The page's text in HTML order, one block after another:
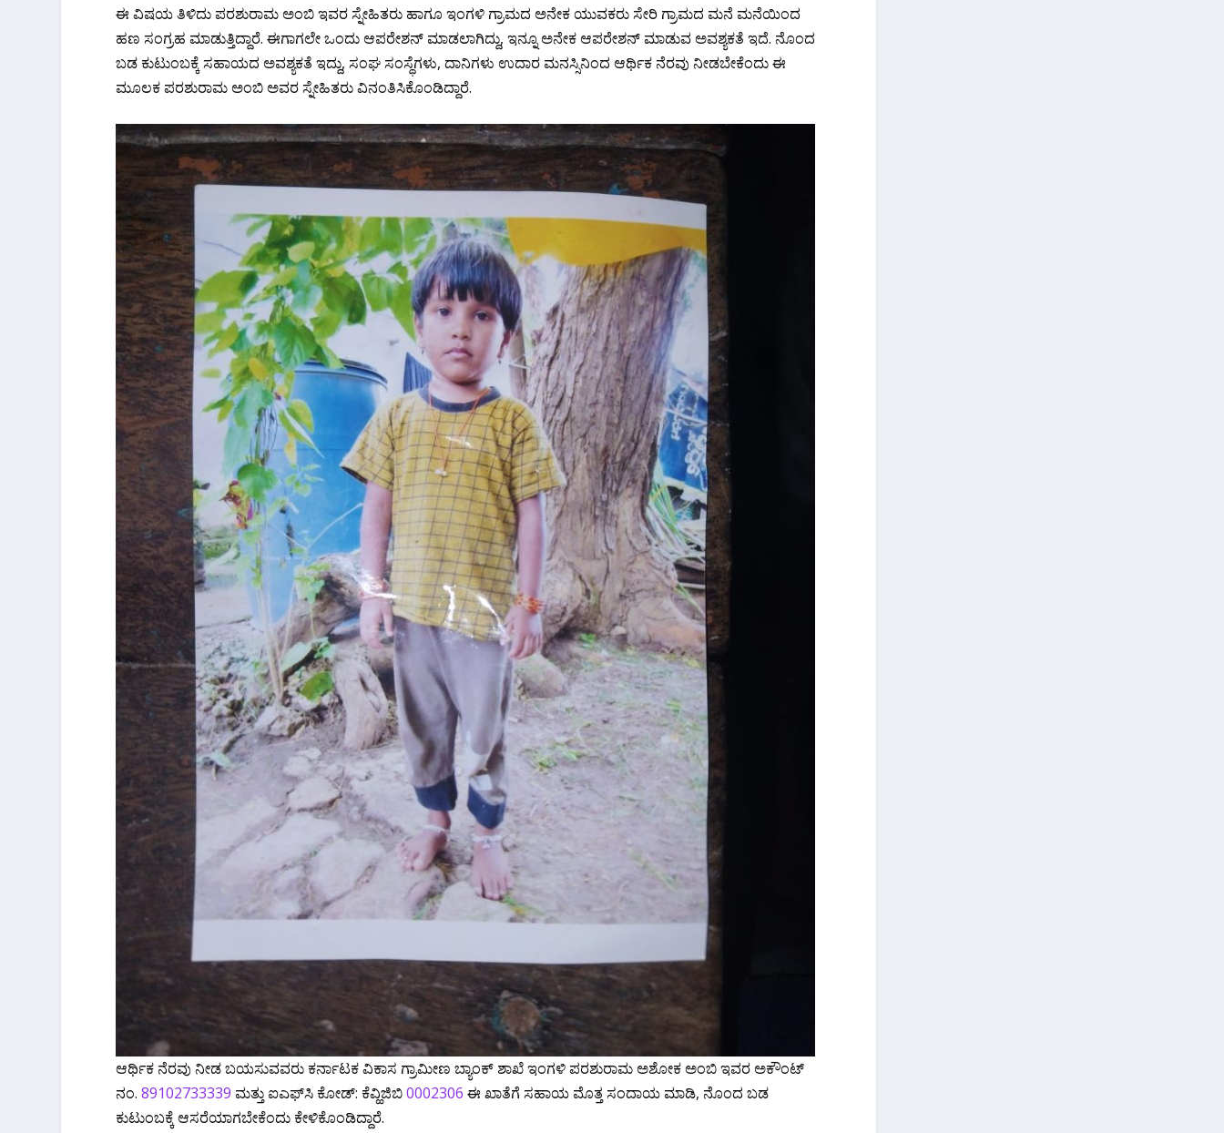
ಈ ವಿಷಯ ತಿಳಿದು ಪರಶುರಾಮ ಅಂಬಿ ಇವರ ಸ್ನೇಹಿತರು ಹಾಗೂ ಇಂಗಳಿ ಗ್ರಾಮದ ಅನೇಕ ಯುವಕರು ಸೇರಿ ಗ್ರಾಮದ ಮನೆ ಮನೆಯಿಂದ
ಹಣ ಸಂಗ್ರಹ ಮಾಡುತ್ತಿದ್ದಾರೆ. ಈಗಾಗಲೇ ಒಂದು ಆಪರೇಶನ್ ಮಾಡಲಾಗಿದ್ದು, ಇನ್ನೂ ಅನೇಕ ಆಪರೇಶನ್ ಮಾಡುವ ಅವಶ್ಯಕತೆ ಇದೆ. ನೊಂದ
ಬಡ ಕುಟುಂಬಕ್ಕೆ ಸಹಾಯದ ಅವಶ್ಯಕತೆ ಇದ್ದು, ಸಂಘ ಸಂಸ್ಥೆಗಳು, ದಾನಿಗಳು ಉದಾರ ಮನಸ್ಸಿನಿಂದ ಆರ್ಥಿಕ ನೆರವು ನೀಡಬೇಕೆಂದು ಈ
ಮೂಲಕ ಪರಶುರಾಮ ಅಂಬಿ ಅವರ ಸ್ನೇಹಿತರು ವಿನಂತಿಸಿಕೊಂಡಿದ್ದಾರೆ.
ಆರ್ಥಿಕ ನೆರವು ನೀಡ ಬಯಸುವವರು ಕರ್ನಾಟಕ ವಿಕಾಸ ಗ್ರಾಮೀಣ ಬ್ಯಾಂಕ್ ಶಾಖೆ ಇಂಗಳಿ ಪರಶುರಾಮ ಅಶೋಕ ಅಂಬಿ ಇವರ ಅಕೌಂಟ್
ನಂ.89102733339 ಮತ್ತು ಐಎಫ್‌ಸಿ ಕೋಡ್: ಕೆವ್ಹಿಜಿಬಿ0002306 ಈ ಖಾತೆಗೆ ಸಹಾಯ ಮೊತ್ತ ಸಂದಾಯ ಮಾಡಿ, ನೊಂದ ಬಡ
ಕುಟುಂಬಕ್ಕೆ ಆಸರೆಯಾಗಬೇಕೆಂದು ಕೇಳಿಕೊಂಡಿದ್ದಾರೆ.